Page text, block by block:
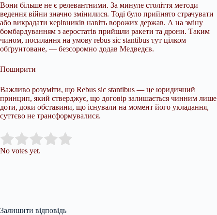
Вони більше не є релевантними. За минуле століття методи
ведення війни значно змінилися. Тоді було прийнято страчувати
або викрадати керівників навіть ворожих держав. А на зміну
бомбардуванням з аеростатів прийшли ракети та дрони. Таким
чином, посилання на умову rebus sic stantibus тут цілком
обґрунтоване, — безсоромно додав Медведєв.
Поширити
Важливо розуміти, що Rebus sic stantibus — це юридичний
принцип, який стверджує, що договір залишається чинним лише
доти, доки обставини, що існували на момент його укладання,
суттєво не трансформувалися.
Rate this item:
No votes yet.
Залишити відповідь